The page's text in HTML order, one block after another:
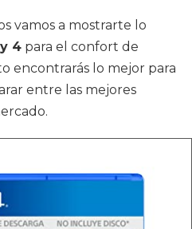
vamos a mostrarte lo
4 para el confort de
encontrarás lo mejor para
entre las mejores